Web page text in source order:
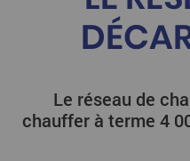
Le réseau de
chauffer à terme 4